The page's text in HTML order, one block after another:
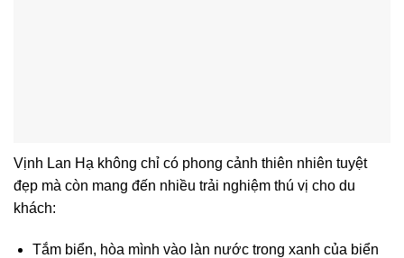
Vịnh Lan Hạ không chỉ có phong cảnh thiên nhiên tuyệt
đẹp mà còn mang đến nhiều trải nghiệm thú vị cho du
khách:
Tắm biển, hòa mình vào làn nước trong xanh của biển